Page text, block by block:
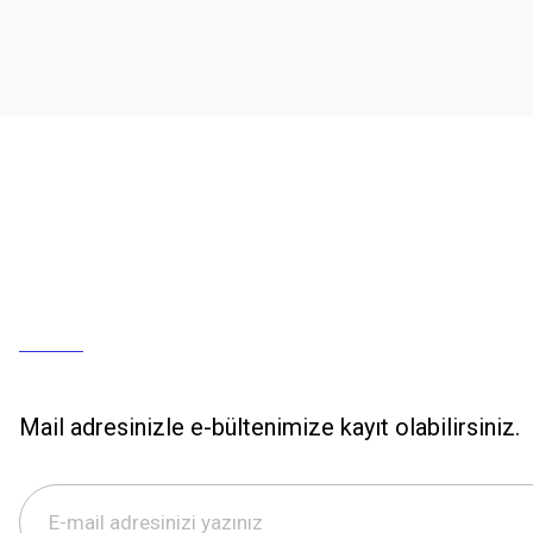
Mail adresinizle e-bültenimize kayıt olabilirsiniz.